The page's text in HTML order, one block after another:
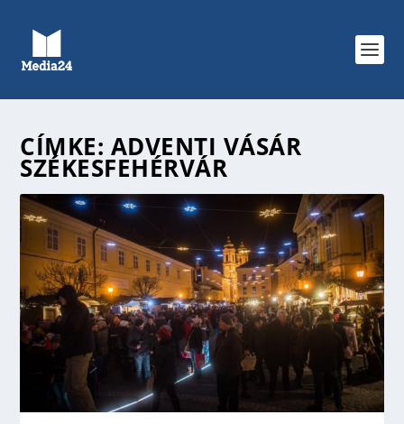
CÍMKE: ADVENTI VÁSÁR
SZÉKESFEHÉRVÁR